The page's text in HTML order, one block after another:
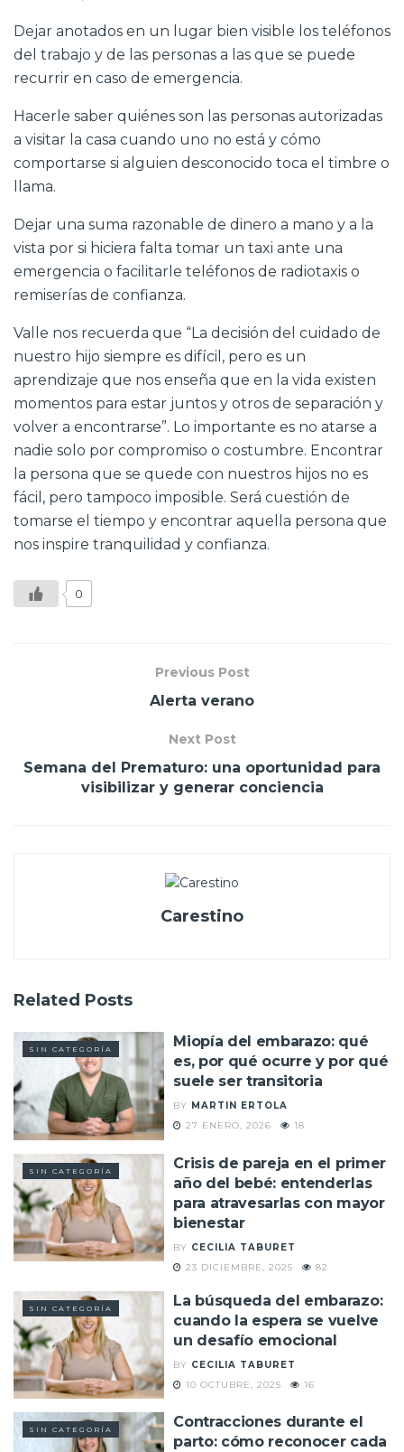
Dejar anotados en un lugar bien visible los teléfonos
del trabajo y de las personas a las que se puede
recurrir en caso de emergencia.
Hacerle saber quiénes son las personas autorizadas
a visitar la casa cuando uno no está y cómo
comportarse si alguien desconocido toca el timbre o
llama.
Dejar una suma razonable de dinero a mano y a la
vista por si hiciera falta tomar un taxi ante una
emergencia o facilitarle teléfonos de radiotaxis o
remiserías de confianza.
Valle nos recuerda que “La decisión del cuidado de
nuestro hijo siempre es difícil, pero es un
aprendizaje que nos enseña que en la vida existen
momentos para estar juntos y otros de separación y
volver a encontrarse”. Lo importante es no atarse a
nadie solo por compromiso o costumbre. Encontrar
la persona que se quede con nuestros hijos no es
fácil, pero tampoco imposible. Será cuestión de
tomarse el tiempo y encontrar aquella persona que
nos inspire tranquilidad y confianza.
0
Previous Post
Alerta verano
Next Post
Semana del Prematuro: una oportunidad para
visibilizar y generar conciencia
Carestino
Related Posts
SIN CATEGORÍA
Miopía del embarazo: qué
es, por qué ocurre y por qué
suele ser transitoria
BY MARTIN ERTOLA
27 ENERO, 2026
18
SIN CATEGORÍA
Crisis de pareja en el primer
año del bebé: entenderlas
para atravesarlas con mayor
bienestar
BY CECILIA TABURET
23 DICIEMBRE, 2025
82
SIN CATEGORÍA
La búsqueda del embarazo:
cuando la espera se vuelve
un desafío emocional
BY CECILIA TABURET
10 OCTUBRE, 2025
16
SIN CATEGORÍA
Contracciones durante el
parto: cómo reconocer cada